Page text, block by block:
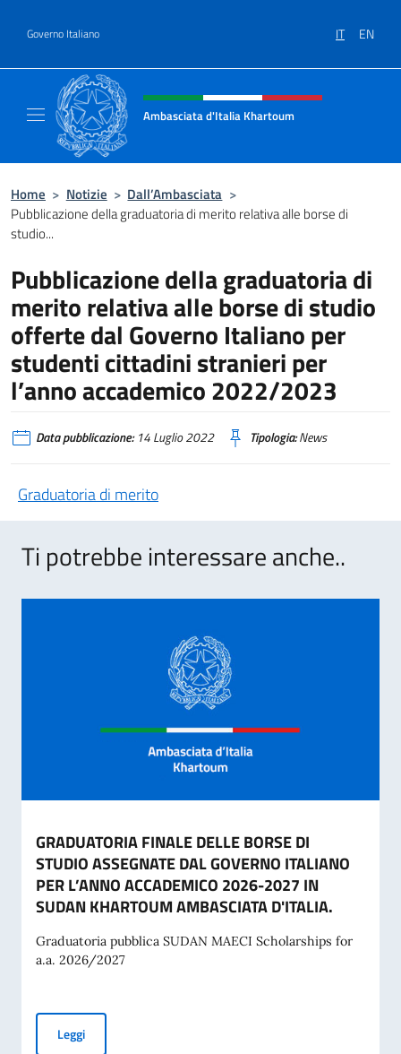
Governo Italiano IT EN
Intestazione sito, social e menù
Ambasciata d'Italia Khartoum
Home > Notizie > Dall’Ambasciata >
Pubblicazione della graduatoria di merito relativa alle borse di
studio...
Pubblicazione della graduatoria di
merito relativa alle borse di studio
offerte dal Governo Italiano per
studenti cittadini stranieri per
l’anno accademico 2022/2023
Data pubblicazione:14 Luglio 2022 Tipologia:News
Graduatoria di merito
Ti potrebbe interessare anche..
GRADUATORIA FINALE DELLE BORSE DI
STUDIO ASSEGNATE DAL GOVERNO ITALIANO
PER L’ANNO ACCADEMICO 2026-2027 IN
SUDAN KHARTOUM AMBASCIATA D'ITALIA.
Graduatoria pubblica SUDAN MAECI Scholarships for
a.a. 2026/2027
LeggiGRADUATORIA FINALE DELLE BORSE DI STUDIO